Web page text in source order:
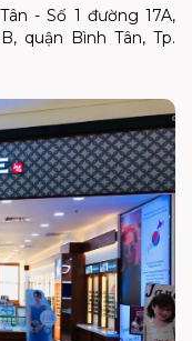
- Số 1 đường 17A,
quận Bình Tân, Tp.